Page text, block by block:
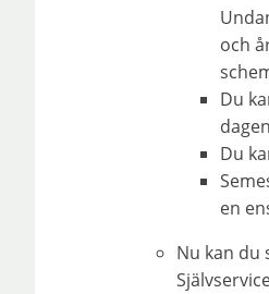
och
Du
Du
en
Nu kan du